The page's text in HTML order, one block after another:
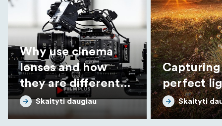
Why use cinema
lenses and how
they are different
from photo lenses
Skaityti daugiau
perfect
Skaityti